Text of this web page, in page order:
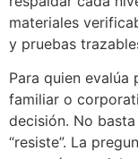
materiales
y pruebas
Para quien
familiar o
decisión. No
“resiste”. La